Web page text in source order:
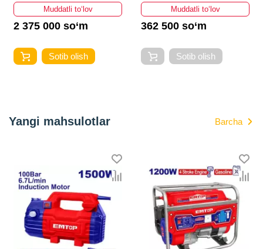
Muddatli to‘lov
2 375 000 so‘m
Sotib olish
Muddatli to‘lov
362 500 so‘m
Sotib olish
Yangi mahsulotlar Barcha